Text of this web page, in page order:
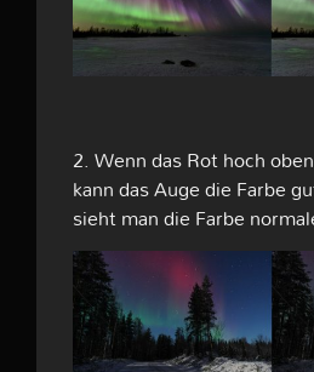
2. Wenn das Rot hoch
kann das Auge die Farbe
sieht man die Farbe